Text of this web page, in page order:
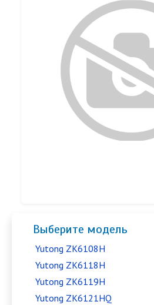
Выберите модель
Yutong ZK6108H
Yutong ZK6118H
Yutong ZK6119H
Yutong ZK6121HQ